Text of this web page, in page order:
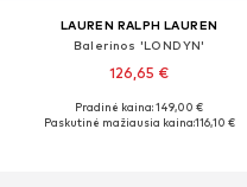
LAUREN RALPH LAUREN
Balerinos 'LONDYN'
126,65 €
Yra daugybė dydžių
Pradinė kaina: 149,00 €
Paskutinė mažiausia kaina:116,10 €